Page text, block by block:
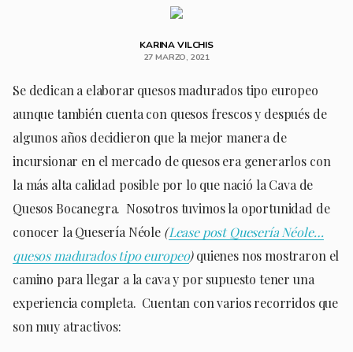
KARINA VILCHIS
27 MARZO, 2021
Se dedican a elaborar quesos madurados tipo europeo
aunque también cuenta con quesos frescos y después de
algunos años decidieron que la mejor manera de
incursionar en el mercado de quesos era generarlos con
la más alta calidad posible por lo que nació la Cava de
Quesos Bocanegra. Nosotros tuvimos la oportunidad de
conocer la Quesería Néole (Lease post Quesería Néole…
quesos madurados tipo europeo)quienes nos mostraron el
camino para llegar a la cava y por supuesto tener una
experiencia completa. Cuentan con varios recorridos que
son muy atractivos: